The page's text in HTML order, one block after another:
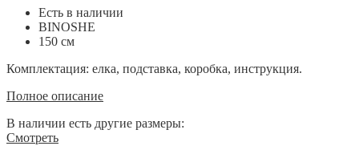
Есть в наличии
BINOSHE
150 см
Комплектация: елка, подставка, коробка, инструкция.
Полное описание
В наличии есть другие размеры:
Смотреть